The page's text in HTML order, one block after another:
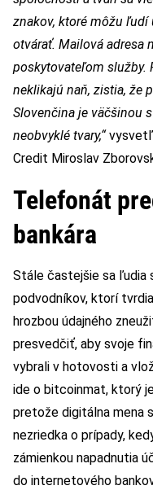
znakov, ktoré môžu ľudí
otvárať. Mailová adresa
poskytovateľom služby.
neklikajú naň, zistia, že
Slovenčina je väčšinou
neobvyklé tvary,“
Credit Miroslav
Telefonát
bankára
Stále častejšie sa ľudia
podvodníkov, ktorí
hrozbou údajného
presvedčiť, aby svoje
vybrali v hotovosti a
ide o bitcoinmat, ktorý
pretože digitálna mena
nezriedka o prípady,
zámienkou napadnutia
do internetového